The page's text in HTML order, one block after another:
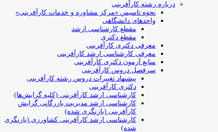
درباره رشته کارآفرینی
نحوه تاسیس «مرکز مشاوره و خدمات کارآفرینی»
واحدهای دانشگاهی
مقطع کارشناسی ارشد
مقطع دکتری
معرفی دکتری کارآفرینی
معرفی کارشناسی ارشد کارآفرینی
منابع آزمون دکتری کارآفرینی
سرفصل دروس کارآفرینی
پیشنهاد تغییرات دروس رشته کارآفرینی
دکتری کارآفرینی
کارشناسی ارشد کارآفرینی (کلیه گرایش‌ها)
کارشناسی ارشد مدیریت بازرگانی گرایش
کارآفرینی (بازنگری شده)
کارشناسی ارشد کارآفرینی کشاورزی (بازنگری
شده)